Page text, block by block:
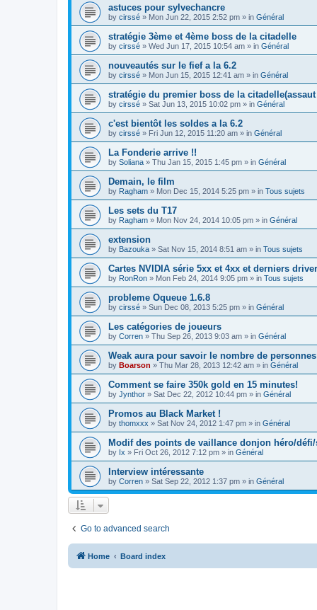
astuces pour sylvechancre
by cirssé » Mon Jun 22, 2015 2:52 pm » in Général
stratégie 3ème et 4ème boss de la citadelle
by cirssé » Wed Jun 17, 2015 10:54 am » in Général
nouveautés sur le fief a la 6.2
by cirssé » Mon Jun 15, 2015 12:41 am » in Général
stratégie du premier boss de la
by cirssé » Sat Jun 13, 2015 10:02 pm » in Général
c'est bientôt les soldes a la 6.2
by cirssé » Fri Jun 12, 2015 11:20 am » in Général
La Fonderie arrive !!
by Soliana » Thu Jan 15, 2015 1:45 pm » in Général
Demain, le film
by Ragham » Mon Dec 15, 2014 5:25 pm » in Tous sujets
Les sets du T17
by Ragham » Mon Nov 24, 2014 10:05 pm » in Général
extension
by Bazouka » Sat Nov 15, 2014 8:51 am » in Tous sujets
Cartes NVIDIA série 5xx et 4xx et derniers
by RonRon » Mon Feb 24, 2014 9:05 pm » in Tous sujets
probleme Oqueue 1.6.8
by cirssé » Sun Dec 08, 2013 5:25 pm » in Général
Les catégories de joueurs
by Corren » Thu Sep 26, 2013 9:03 am » in Général
Weak aura pour savoir le nombre de
by Boarson » Thu Mar 28, 2013 12:42 am » in Général
Comment se faire 350k gold en 15 minutes!
by Jynthor » Sat Dec 22, 2012 10:44 pm » in Général
Promos au Black Market !
by thomxxx » Sat Nov 24, 2012 1:47 pm » in Général
Modif des points de vaillance donjon héro/
by Ix » Fri Oct 26, 2012 7:12 pm » in Général
Interview intéressante
by Corren » Sat Sep 22, 2012 1:37 pm » in Général
Go to advanced search
Home Board index